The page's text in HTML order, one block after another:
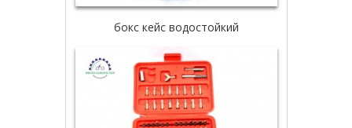
бокс кейс водостойкий